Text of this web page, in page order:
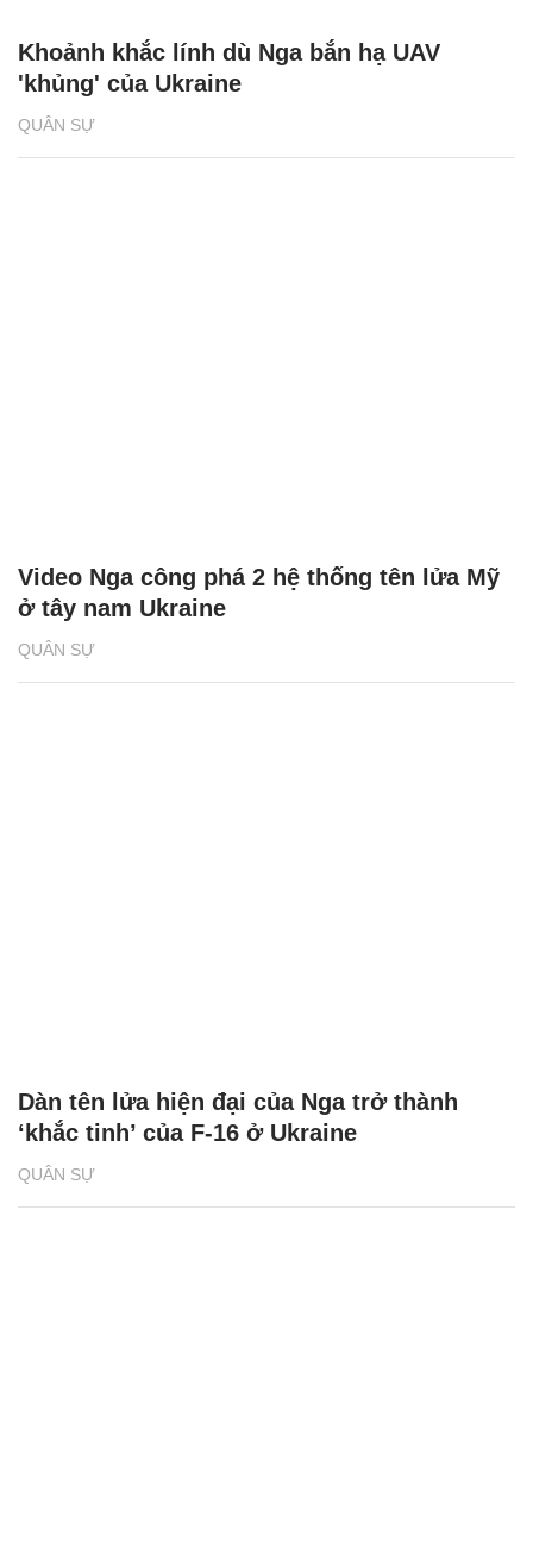
QUÂN SỰ
Khoảnh khắc lính dù Nga bắn hạ UAV
'khủng' của Ukraine
QUÂN SỰ
Video Nga công phá 2 hệ thống tên lửa Mỹ
ở tây nam Ukraine
QUÂN SỰ
Dàn tên lửa hiện đại của Nga trở thành
‘khắc tinh’ của F-16 ở Ukraine